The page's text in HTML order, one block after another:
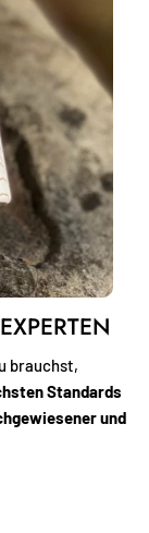
brauchst,
Standards
und